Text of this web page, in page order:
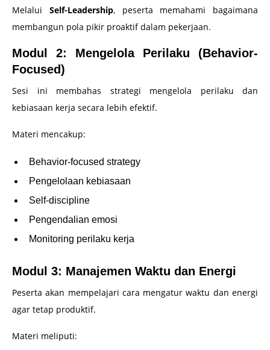
Melalui Self-Leadership, peserta memahami bagaimana
membangun pola pikir proaktif dalam pekerjaan.
Modul 2: Mengelola Perilaku (Behavior-
Focused)
Sesi ini membahas strategi mengelola perilaku dan
kebiasaan kerja secara lebih efektif.
Materi mencakup:
Behavior-focused strategy
Pengelolaan kebiasaan
Self-discipline
Pengendalian emosi
Monitoring perilaku kerja
Modul 3: Manajemen Waktu dan Energi
Peserta akan mempelajari cara mengatur waktu dan energi
agar tetap produktif.
Materi meliputi: